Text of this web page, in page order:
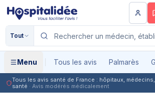
Aller au contenu principal
Tout
Menu Tous les avis Palmarès
Tous les avis santé de France : hôpitaux,
santé · Avis modérés médicalement